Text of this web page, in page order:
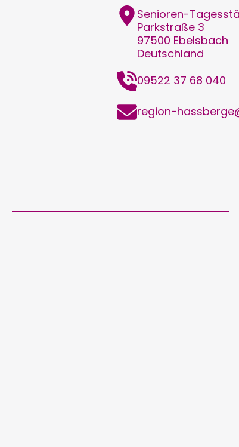
Adresse
Senioren-
Parkstraße 3
97500 Ebelsbach
Deutschland
Telefon09522 37 68 040
E-
Mail
region-